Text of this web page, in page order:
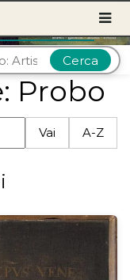
Cerca
Probo
Vai A-Z